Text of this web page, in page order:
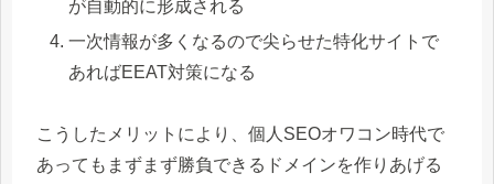
が自動的に形成される
一次情報が多くなるので尖らせた特化サイトで
あればEEAT対策になる
こうしたメリットにより、個人SEOオワコン時代で
あってもまずまず勝負できるドメインを作りあげる